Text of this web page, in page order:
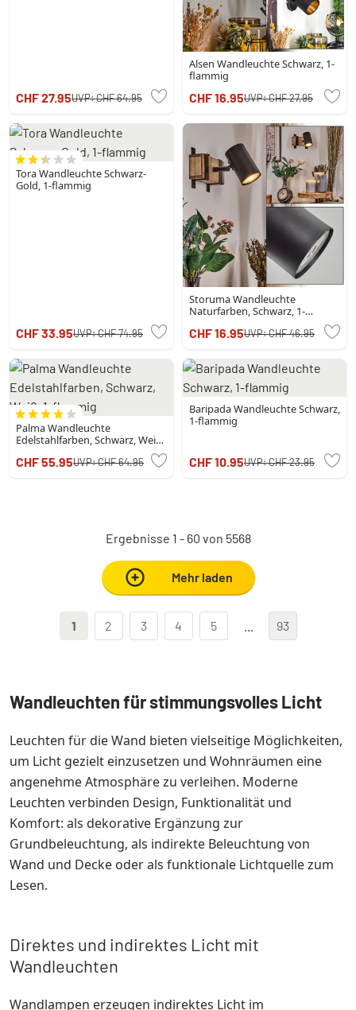
CHF 27.95UVP:CHF 64.95
Alsen Wandleuchte Schwarz, 1-
flammig
CHF 16.95UVP:CHF 27.95
Tora Wandleuchte Schwarz-
Gold, 1-flammig
CHF 33.95UVP:CHF 74.95
Storuma Wandleuchte
Naturfarben, Schwarz, 1-
CHF 16.95UVP:CHF 46.95
Palma Wandleuchte
Edelstahlfarben, Schwarz, Weiß,
CHF 55.95UVP:CHF 64.95
Baripada Wandleuchte Schwarz,
1-flammig
CHF 10.95UVP:CHF 23.95
Ergebnisse 1 - 60 von 5568
Mehr laden
1 2 3 4 5 93
Wandleuchten für stimmungsvolles Licht
Leuchten für die Wand bieten vielseitige Möglichkeiten,
um Licht gezielt einzusetzen und Wohnräumen eine
angenehme Atmosphäre zu verleihen. Moderne
Leuchten verbinden Design, Funktionalität und
Komfort: als dekorative Ergänzung zur
Grundbeleuchtung, als indirekte Beleuchtung von
Wand und Decke oder als funktionale Lichtquelle zum
Lesen.
Direktes und indirektes Licht mit
Wandleuchten
Wandlampen erzeugen indirektes Licht im